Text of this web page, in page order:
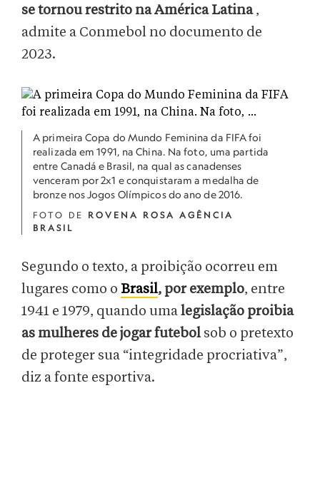
se tornou restrito na América Latina,
admite a Conmebol no documento de
2023.
A primeira Copa do Mundo Feminina da FIFA foi
realizada em 1991, na China. Na foto, uma partida
entre Canadá e Brasil, na qual as canadenses
venceram por 2x1 e conquistaram a medalha de
bronze nos Jogos Olímpicos do ano de 2016.
FOTO DE ROVENA ROSA AGÊNCIA
BRASIL
Segundo o texto, a proibição ocorreu em
lugares como o Brasil, por exemplo, entre
1941 e 1979, quando umalegislação proibia
as mulheres de jogar futebol sob o pretexto
de proteger sua “integridade procriativa”,
diz a fonte esportiva.